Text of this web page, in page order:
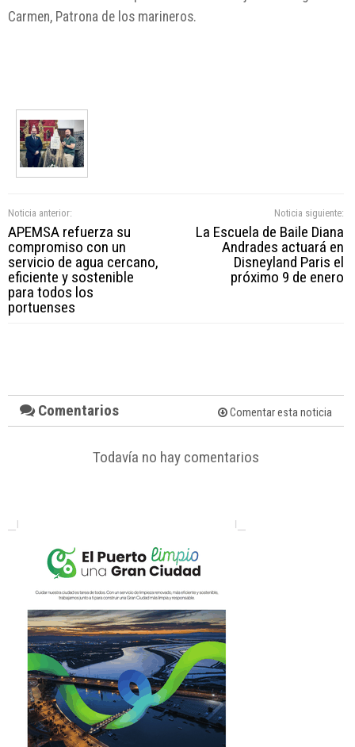
Carmen, Patrona de los marineros.
Noticia anterior:
APEMSA refuerza su
compromiso con un
servicio de agua cercano,
eficiente y sostenible
para todos los
portuenses
Noticia siguiente:
La Escuela de Baile Diana
Andrades actuará en
Disneyland Paris el
próximo 9 de enero
Comentarios Comentar esta noticia
Todavía no hay comentarios